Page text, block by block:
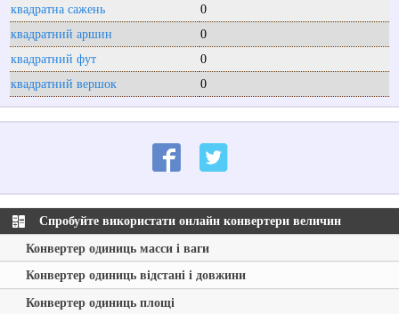
квадратна сажень
0
квадратний аршин
0
квадратний фут
0
квадратний вершок
0
Спробуйте використати онлайн конвертери величин
Конвертер одиниць масси і ваги
Конвертер одиниць відстані і довжини
Конвертер одиниць площі